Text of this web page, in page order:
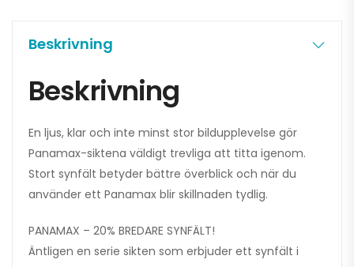
Beskrivning
Beskrivning
En ljus, klar och inte minst stor bildupplevelse gör
Panamax-siktena väldigt trevliga att titta igenom.
Stort synfält betyder bättre överblick och när du
använder ett Panamax blir skillnaden tydlig.
PANAMAX – 20% BREDARE SYNFÄLT!
Äntligen en serie sikten som erbjuder ett synfält i